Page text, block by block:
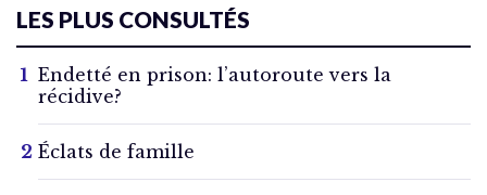
LES PLUS CONSULTÉS
Endetté en prison: l’autoroute vers la
récidive?
Éclats de famille